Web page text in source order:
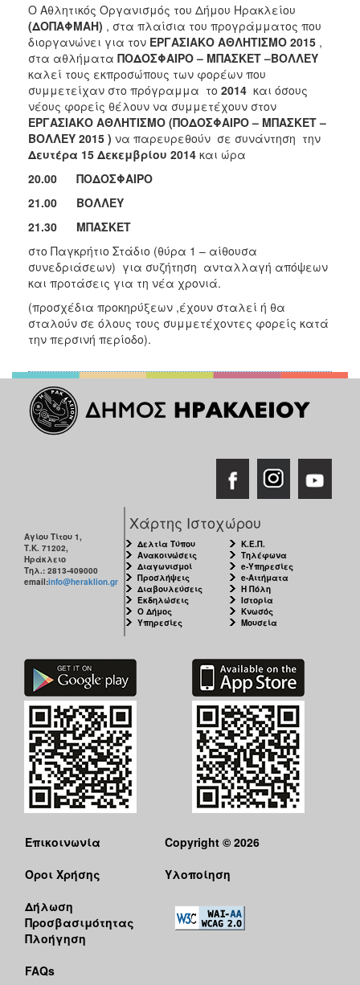
Ο Αθλητικός Οργανισμός του Δήμου Ηρακλείου
(ΔΟΠΑΦΜΑΗ) , στα πλαίσια του προγράμματος που
διοργανώνει για τον ΕΡΓΑΣΙΑΚΟ ΑΘΛΗΤΙΣΜΟ 2015 ,
στα αθλήματα ΠΟΔΟΣΦΑΙΡΟ – ΜΠΑΣΚΕΤ –ΒΟΛΛΕΥ
καλεί τους εκπροσώπους των φορέων που
συμμετείχαν στο πρόγραμμα το 2014 και όσους
νέους φορείς θέλουν να συμμετέχουν στον
ΕΡΓΑΣΙΑΚΟ ΑΘΛΗΤΙΣΜΟ (ΠΟΔΟΣΦΑΙΡΟ – ΜΠΑΣΚΕΤ –
ΒΟΛΛΕΥ 2015 ) να παρευρεθούν σε συνάντηση την
Δευτέρα 15 Δεκεμβρίου 2014 και ώρα
20.00 ΠΟΔΟΣΦΑΙΡΟ
21.00 ΒΟΛΛΕΥ
21.30 ΜΠΑΣΚΕΤ
στο Παγκρήτιο Στάδιο (θύρα 1 – αίθουσα
συνεδριάσεων) για συζήτηση ανταλλαγή απόψεων
και προτάσεις για τη νέα χρονιά.
(προσχέδια προκηρύξεων ,έχουν σταλεί ή θα
σταλούν σε όλους τους συμμετέχοντες φορείς κατά
την περσινή περίοδο).
Αγίου Τίτου 1,
Τ.Κ. 71202,
Ηράκλειο
Τηλ.: 2813-409000
email:info@heraklion.gr
Χάρτης Ιστοχώρου
Δελτία Τύπου
Ανακοινώσεις
Διαγωνισμοί
Προσλήψεις
Διαβουλεύσεις
Εκδηλώσεις
Ο Δήμος
Υπηρεσίες
Κ.Ε.Π.
Τηλέφωνα
e-Υπηρεσίες
e-Αιτήματα
Η Πόλη
Ιστορία
Κνωσός
Μουσεία
Επικοινωνία
Όροι Χρήσης
Δήλωση
Προσβασιμότητας
Πλοήγηση
FAQs
Copyright © 2026
Υλοποίηση